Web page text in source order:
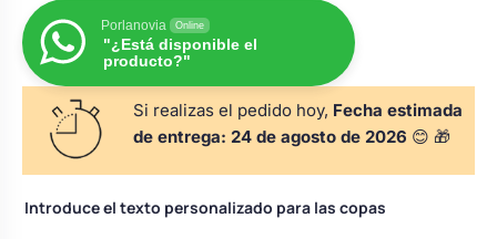
para arras
alianzas
Perchas de comunión
personalizadas
Rasca y Gana para Comunión:
Sorpresas y Diversión
Bolsos personalizados
Neceseres personalizados
Otros regalos
Porlanovia Online
"¿Está disponible el
producto?"
Si realizas el pedido hoy, Fecha estimada
de entrega: 24 de agosto de 2026 😊 🎁
Introduce el texto personalizado para las copas